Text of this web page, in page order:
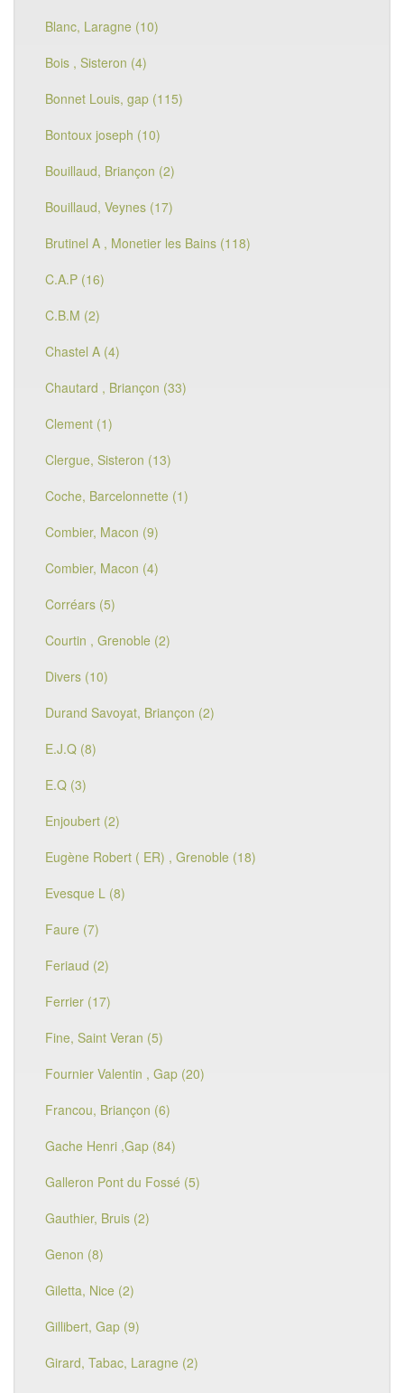
Blanc, Laragne (10)
Bois , Sisteron (4)
Bonnet Louis, gap (115)
Bontoux joseph (10)
Bouillaud, Briançon (2)
Bouillaud, Veynes (17)
Brutinel A , Monetier les Bains (118)
C.A.P (16)
C.B.M (2)
Chastel A (4)
Chautard , Briançon (33)
Clement (1)
Clergue, Sisteron (13)
Coche, Barcelonnette (1)
Combier, Macon (9)
Combier, Macon (4)
Corréars (5)
Courtin , Grenoble (2)
Divers (10)
Durand Savoyat, Briançon (2)
E.J.Q (8)
E.Q (3)
Enjoubert (2)
Eugène Robert ( ER) , Grenoble (18)
Evesque L (8)
Faure (7)
Feriaud (2)
Ferrier (17)
Fine, Saint Veran (5)
Fournier Valentin , Gap (20)
Francou, Briançon (6)
Gache Henri ,Gap (84)
Galleron Pont du Fossé (5)
Gauthier, Bruis (2)
Genon (8)
Giletta, Nice (2)
Gillibert, Gap (9)
Girard, Tabac, Laragne (2)